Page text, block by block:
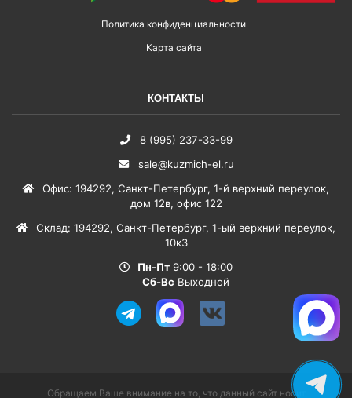
Политика конфиденциальности
Карта сайта
КОНТАКТЫ
8 (995) 237-33-99
sale@kuzmich-el.ru
Офис: 194292, Санкт-Петербург, 1-й верхний переулок,
дом 12в, офис 122
Склад: 194292, Санкт-Петербург, 1-ый верхний переулок,
10к3
Пн-Пт 9:00 - 18:00
Сб-Вс Выходной
Обращаем Ваше внимание на то, что данный сайт носит